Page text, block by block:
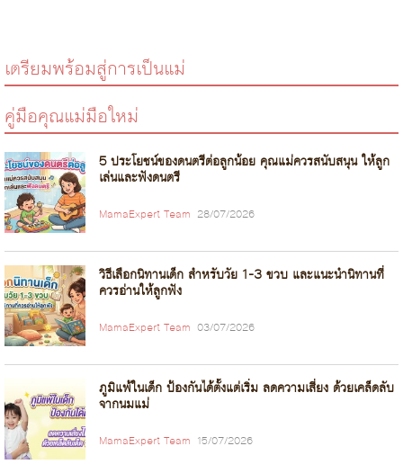
เตรียมพร้อมสู่การเป็นแม่
คู่มือคุณแม่มือใหม่
5 ประโยชน์ของดนตรีต่อลูกน้อย คุณแม่ควรสนับสนุน ให้ลูก
เล่นและฟังดนตรี
MamaExpert Team 28/07/2026
วิธีเลือกนิทานเด็ก สำหรับวัย 1-3 ขวบ และแนะนำนิทานที่
ควรอ่านให้ลูกฟัง
MamaExpert Team 03/07/2026
ภูมิแพ้ในเด็ก ป้องกันได้ตั้งแต่เริ่ม ลดความเสี่ยง ด้วยเคล็ดลับ
จากนมแม่
MamaExpert Team 15/07/2026